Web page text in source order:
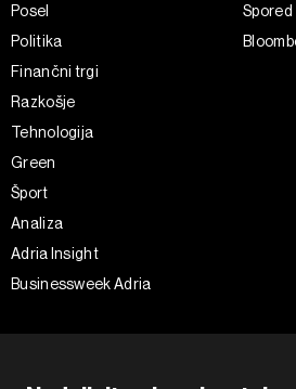
Posel
Politika
Finančni trgi
Razkošje
Tehnologija
Green
Šport
Analiza
Adria Insight
Businessweek Adria
Spored